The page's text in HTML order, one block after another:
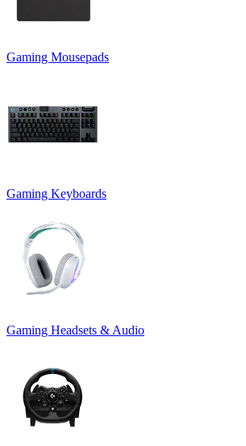
Gaming Mousepads
Gaming Keyboards
Gaming Headsets & Audio